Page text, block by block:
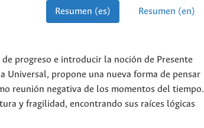
Resumen (es) Resumen (en)
progreso e introducir la noción de Presente
Universal, propone una nueva forma de pensar
reunión negativa de los momentos del tiempo.
y fragilidad, encontrando sus raíces lógicas